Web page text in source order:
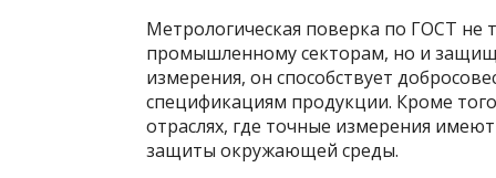
Метрологическая поверка по ГОСТ не
промышленному секторам, но и
измерения, он способствует
спецификациям продукции. Кроме
отраслях, где точные измерения
защиты окружающей среды.